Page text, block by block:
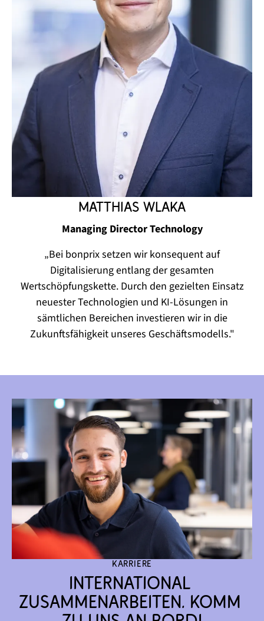
Matthias Wlaka
Managing Director Technology
„Bei bonprix setzen wir konsequent auf
Digitalisierung entlang der gesamten
Wertschöpfungskette. Durch den gezielten Einsatz
neuester Technologien und KI-Lösungen in
sämtlichen Bereichen investieren wir in die
Zukunftsfähigkeit unseres Geschäftsmodells."
Karriere
International
zusammenarbeiten. Komm